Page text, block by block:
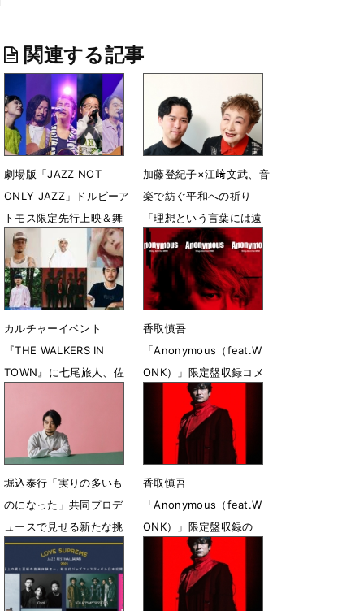
関連する記事
劇場版「JAZZ NOT
ONLY JAZZ」ドルビーア
トモス限定先行上映＆舞
台挨拶決定
8月29日 18時00分
加藤登紀子×江﨑文武、音
楽で紡ぐ平和への祈り
「理想という言葉には遠
く、現実はむしろ最悪
ね」
6月13日 12時00分
カルチャーイベント
『THE WALKERS IN
TOWN』に七尾旅人、佐
の出演が決定
6月2日 20時00分
香取慎吾
「Anonymous（feat.W
ONK）」限定盤収録コメ
ンタリー動画ティザー映
5月14日 12時00分
堀込泰行「実りの多いも
のになった」共同プロデ
ュースで見せる新たな挑
戦
4月22日 12時00分
香取慎吾
「Anonymous（feat.W
ONK）」限定盤収録の
MV一部公開
4月21日 12時00分